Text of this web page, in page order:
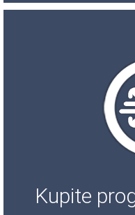
Kupite